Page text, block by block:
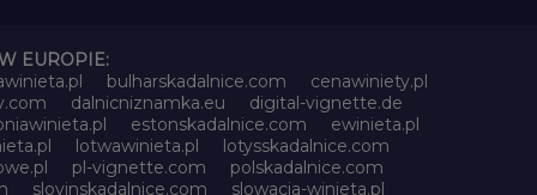
EUROPIE:
bulharskadalnice.com
cenawiniety.pl
dalnicniznamka.eu
digital-vignette.de
estonskadalnice.com
ewinieta.pl
lotwawinieta.pl
lotysskadalnice.com
pl-vignette.com
polskadalnice.com
slovinskadalnice.com slowacja-winieta.pl